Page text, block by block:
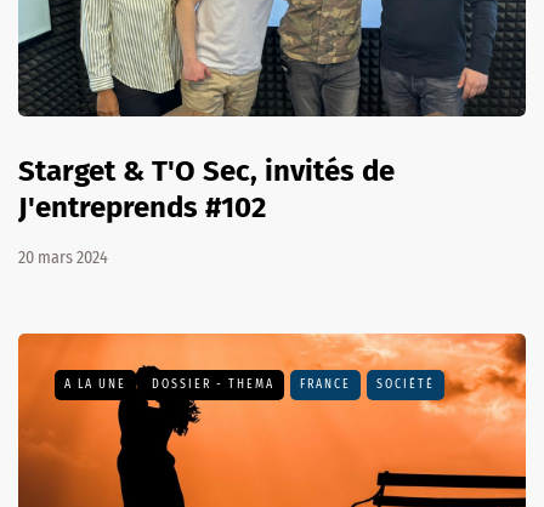
Starget & T'O Sec, invités de
J'entreprends #102
20 mars 2024
A LA UNE DOSSIER - THEMA FRANCE SOCIÉTÉ